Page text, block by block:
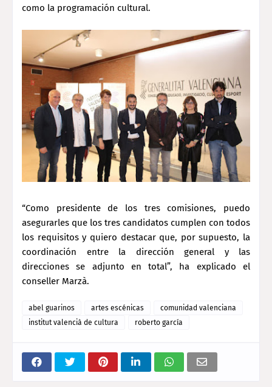
como la programación cultural.
“Como presidente de los tres comisiones, puedo
asegurarles que los tres candidatos cumplen con todos
los requisitos y quiero destacar que, por supuesto, la
coordinación entre la dirección general y las
direcciones se adjunto en total”, ha explicado el
conseller Marzà.
abel guarinos artes escénicas
comunidad valenciana
institut valencià de cultura
roberto garcía